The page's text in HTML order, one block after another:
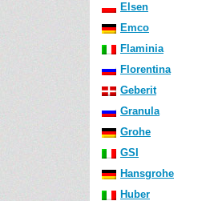
Elsen
Emco
Flaminia
Florentina
Geberit
Granula
Grohe
GSI
Hansgrohe
Huber